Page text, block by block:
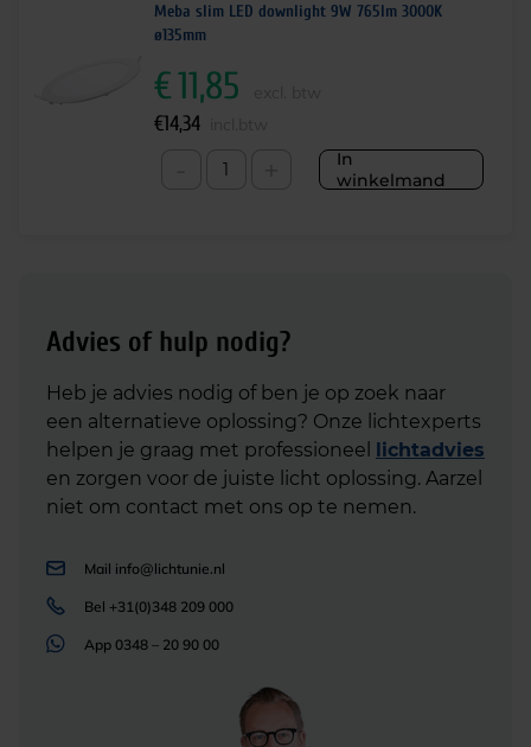
Meba slim LED downlight 9W 765lm 3000K
ø135mm
In
winkelmand
€11,85
€14,34
Advies of hulp nodig?
Heb je advies nodig of ben je op zoek naar
een alternatieve oplossing? Onze lichtexperts
helpen je graag met professioneel lichtadvies
en zorgen voor de juiste licht oplossing. Aarzel
niet om contact met ons op te nemen.
Mail info@lichtunie.nl
Bel +31(0)348 209 000
App 0348 – 20 90 00